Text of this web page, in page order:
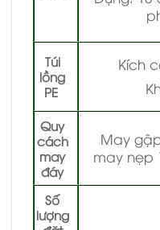
Túi
lồng
PE
Kích
Quy
cách
may
đáy
May
may nẹp
Số
lượng